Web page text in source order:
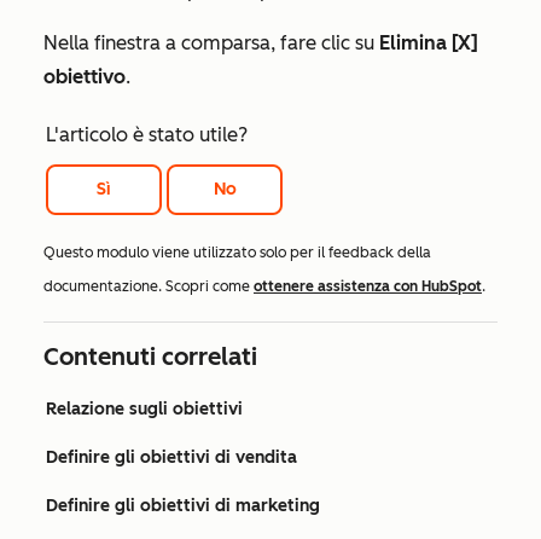
Nella finestra a comparsa, fare clic su Elimina [X]
obiettivo.
L'articolo è stato utile?
Sì No
Questo modulo viene utilizzato solo per il feedback della
documentazione. Scopri come ottenere assistenza con HubSpot.
Contenuti correlati
Relazione sugli obiettivi
Definire gli obiettivi di vendita
Definire gli obiettivi di marketing